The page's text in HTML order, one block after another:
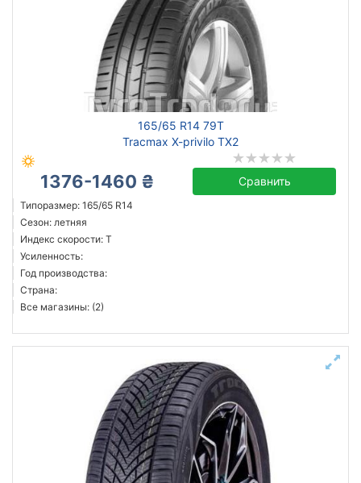
165/65 R14 79T
Tracmax X-privilo TX2
1376-1460 ₴ Сравнить
Типоразмер: 165/65 R14
Сезон: летняя
Индекс скорости: T
Усиленность:
Год производства:
Страна:
Все магазины: (2)